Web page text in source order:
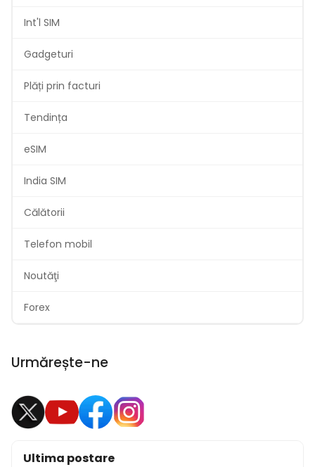
Int'l SIM
Gadgeturi
Plăți prin facturi
Tendința
eSIM
India SIM
Călătorii
Telefon mobil
Noutăţi
Forex
Urmărește-ne
Ultima postare